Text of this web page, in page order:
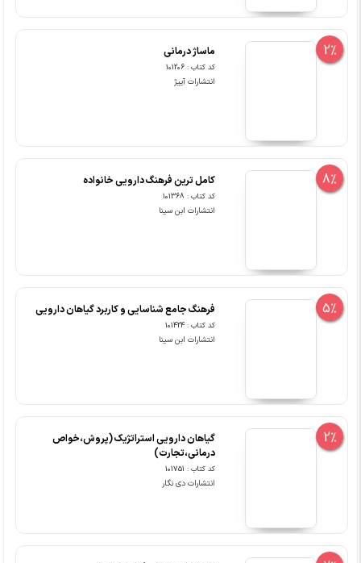
2% ماساژ درمانی
کد کتاب : 101206
انتشارات آییژ
8% کامل ترین فرهنگ دارویی خانواده
کد کتاب : 101368
انتشارات ابن سینا
5% فرهنگ جامع شناسایی و کاربرد گیاهان دارویی
کد کتاب : 101424
انتشارات ابن سینا
2%
گیاهان دارویی استراتژیک (پروش،خواص
درمانی،تجارت)
کد کتاب : 101751
انتشارات دی نگار